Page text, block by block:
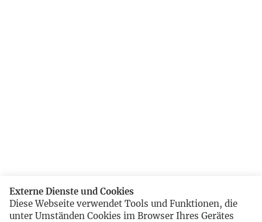
Externe Dienste und Cookies
Diese Webseite verwendet Tools und Funktionen, die
unter Umständen Cookies im Browser Ihres Gerätes